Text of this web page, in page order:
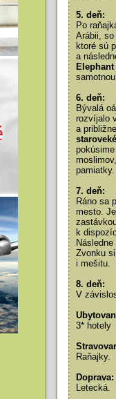
5. deň:
Po
Arábii,
ktoré sú
a
6. deň:
Bývalá
rozvíjalo
a
pamiatky.
7. deň:
Ráno sa
mesto.
k
Zvonku
i mešitu.
8. deň:
V
3* hotely
Raňajky.
Doprava:
Letecká.